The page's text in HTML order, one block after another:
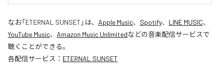
なお「ETERNAL SUNSET 」は、 Apple Music、 Spotify、 LINE MUSIC、
YouTube Music、 Amazon Music Unlimitedなどの音楽配信サービスで
聴くことができる。
各配信サービス： ETERNAL SUNSET